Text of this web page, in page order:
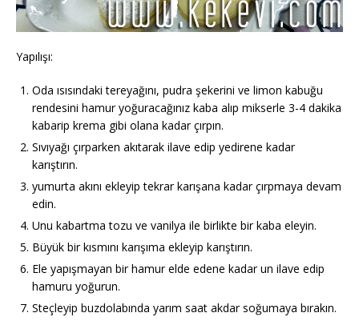
Yapılışı:
Oda ısısındaki tereyağını, pudra şekerini ve limon kabuğu
rendesini hamur yoğuracağınız kaba alıp mikserle 3-4 dakika
kabarip krema gibi olana kadar çırpın.
Sıvıyağı çırparken akıtarak ilave edip yedirene kadar
karıştırın.
yumurta akını ekleyip tekrar karışana kadar çırpmaya devam
edin.
Unu kabartma tozu ve vanilya ile birlikte bir kaba eleyin.
Büyük bir kısmını karışıma ekleyip karıştırın.
Ele yapışmayan bir hamur elde edene kadar un ilave edip
hamuru yoğurun.
Steçleyip buzdolabında yarım saat akdar soğumaya bırakın.